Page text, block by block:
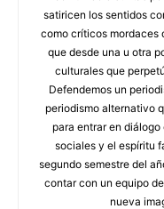
satiricen los sentidos
como críticos mordaces
que desde una u otra
culturales que
Defendemos un
periodismo alternativo
para entrar en
sociales y el espíritu
segundo semestre del
contar con un equipo
nueva